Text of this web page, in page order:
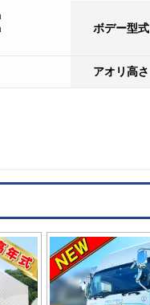
ボデー型式
アオリ高さ